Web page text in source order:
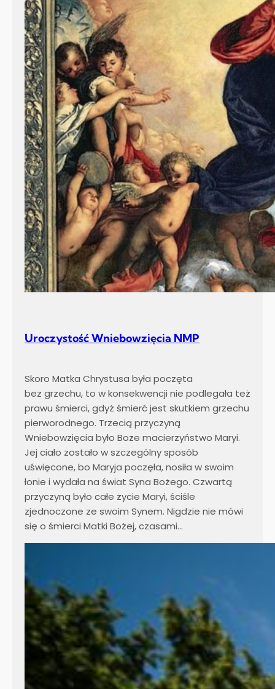
Uroczystość Wniebowzięcia NMP
Skoro Matka Chrystusa była poczęta
bez grzechu, to w konsekwencji nie podlegała też
prawu śmierci, gdyż śmierć jest skutkiem grzechu
pierworodnego. Trzecią przyczyną
Wniebowzięcia było Boże macierzyństwo Maryi.
Jej ciało zostało w szczególny sposób
uświęcone, bo Maryja poczęła, nosiła w swoim
łonie i wydała na świat Syna Bożego. Czwartą
przyczyną było całe życie Maryi, ściśle
zjednoczone ze swoim Synem. Nigdzie nie mówi
się o śmierci Matki Bożej, czasami…